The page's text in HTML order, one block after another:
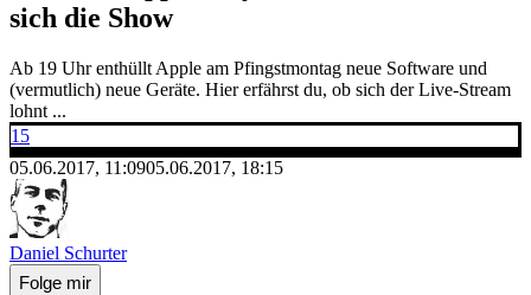
sich die Show
Ab 19 Uhr enthüllt Apple am Pfingstmontag neue Software und
(vermutlich) neue Geräte. Hier erfährst du, ob sich der Live-Stream
lohnt ...
15
05.06.2017, 11:0905.06.2017, 18:15
Daniel Schurter
Folge mir